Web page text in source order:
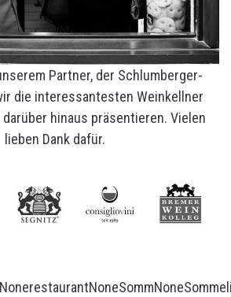
Partner, der Schlumberger-
die interessantesten Weinkellner
hinaus präsentieren. Vielen
lieben Dank dafür.
NonerestaurantNoneSommNone